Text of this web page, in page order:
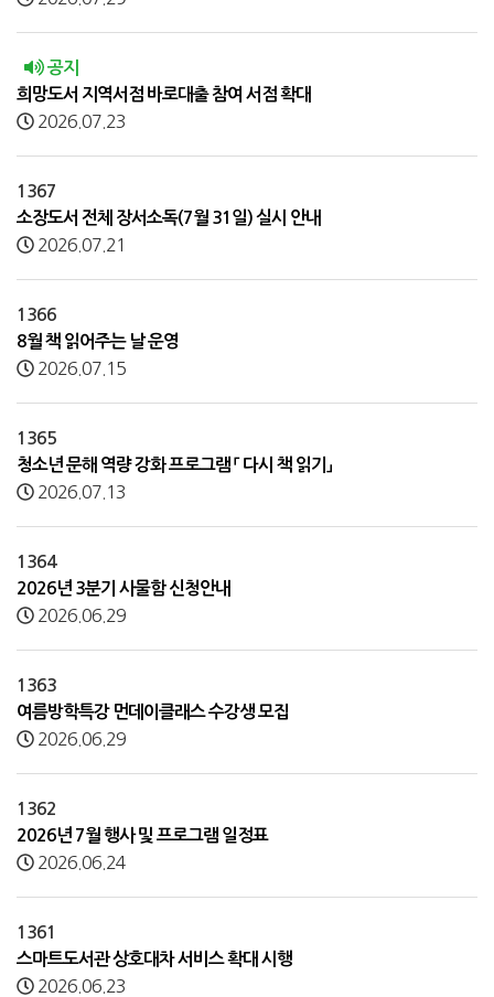
공지
희망도서 지역서점 바로대출 참여 서점 확대
2026.07.23
1367
소장도서 전체 장서소독(7월 31일) 실시 안내
2026.07.21
1366
8월 책 읽어주는 날 운영
2026.07.15
1365
청소년 문해 역량 강화 프로그램 「 다시 책 읽기」
2026.07.13
1364
2026년 3분기 사물함 신청안내
2026.06.29
1363
여름방학특강 먼데이클래스 수강생 모집
2026.06.29
1362
2026년 7월 행사 및 프로그램 일정표
2026.06.24
1361
스마트도서관 상호대차 서비스 확대 시행
2026.06.23